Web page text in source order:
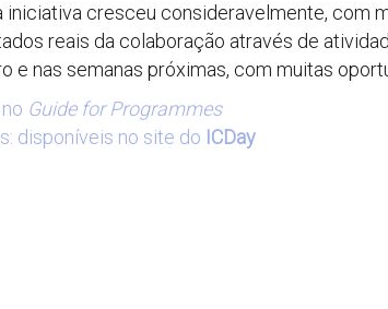
iniciativa cresceu consideravelmente, com
reais da colaboração através de
e nas semanas próximas, com muitas
Guide for Programmes
disponíveis no site do ICDay